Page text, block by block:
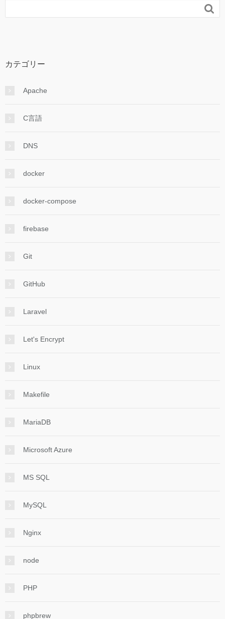

カテゴリー
Apache
C言語
DNS
docker
docker-compose
firebase
Git
GitHub
Laravel
Let's Encrypt
Linux
Makefile
MariaDB
Microsoft Azure
MS SQL
MySQL
Nginx
node
PHP
phpbrew